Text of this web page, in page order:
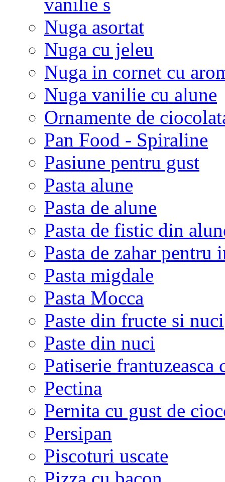
Nuga asortat
Nuga cu jeleu
Nuga in cornet cu
Nuga vanilie cu alune
Ornamente de
Pan Food - Spiraline
Pasiune pentru gust
Pasta alune
Pasta de alune
Pasta de fistic din
Pasta de zahar
Pasta migdale
Pasta Mocca
Paste din fructe si nuci
Paste din nuci
Patiserie frantuzeasca
Pectina
Pernita cu gust de
Persipan
Piscoturi uscate